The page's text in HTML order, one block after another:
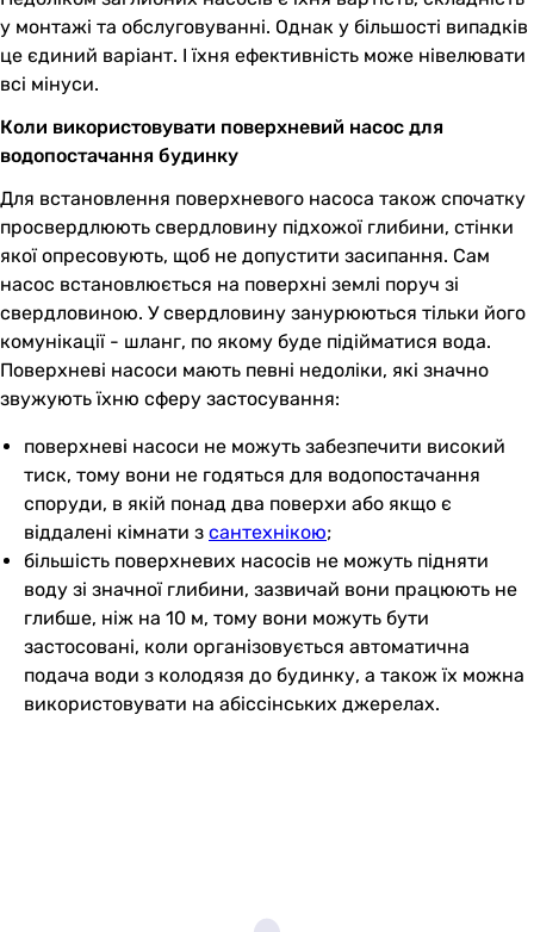
у монтажі та обслуговуванні. Однак у більшості випадків
це єдиний варіант. І їхня ефективність може нівелювати
всі мінуси.
Коли використовувати поверхневий насос для
водопостачання будинку
Для встановлення поверхневого насоса також спочатку
просвердлюють свердловину підхожої глибини, стінки
якої опресовують, щоб не допустити засипання. Сам
насос встановлюється на поверхні землі поруч зі
свердловиною. У свердловину занурюються тільки його
комунікації - шланг, по якому буде підійматися вода.
Поверхневі насоси мають певні недоліки, які значно
звужують їхню сферу застосування:
поверхневі насоси не можуть забезпечити високий
тиск, тому вони не годяться для водопостачання
споруди, в якій понад два поверхи або якщо є
віддалені кімнати з сантехнікою;
більшість поверхневих насосів не можуть підняти
воду зі значної глибини, зазвичай вони працюють не
глибше, ніж на 10 м, тому вони можуть бути
застосовані, коли організовується автоматична
подача води з колодязя до будинку, а також їх можна
використовувати на абіссінських джерелах.